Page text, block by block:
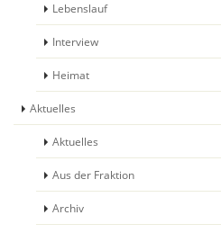
Lebenslauf
Interview
Heimat
Aktuelles
Aktuelles
Aus der Fraktion
Archiv